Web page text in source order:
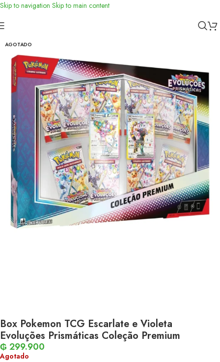
Skip to navigation Skip to main content
Inicio
AGOTADO
Box Pokemon TCG Escarlate e Violeta
Evoluções Prismáticas Coleção Premium
₲ 299.900
Agotado